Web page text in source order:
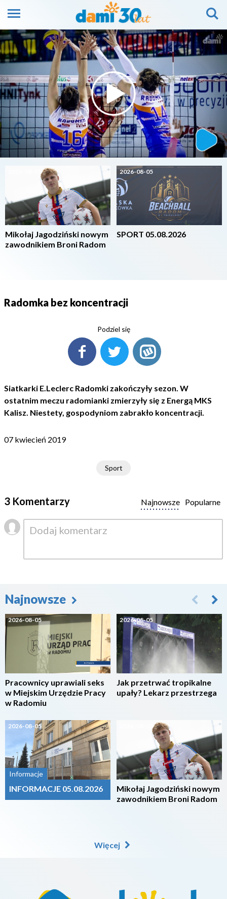
2026-08-05
Mikołaj Jagodziński nowym
zawodnikiem Broni Radom
2026-08-05
SPORT 05.08.2026
Radomka bez koncentracji
Podziel się
Siatkarki E.Leclerc Radomki zakończyły sezon. W
ostatnim meczu radomianki zmierzyły się z Energą MKS
Kalisz. Niestety, gospodyniom zabrakło koncentracji.
07 kwiecień 2019
Sport
3 Komentarzy Popularne
Najnowsze
Najnowsze
2026-08-05
Pracownicy uprawiali seks
w Miejskim Urzędzie Pracy
w Radomiu
2026-08-05
Informacje
INFORMACJE 05.08.2026
2026-08-05
Jak przetrwać tropikalne
upały? Lekarz przestrzega
2026-08-05
Mikołaj Jagodziński nowym
zawodnikiem Broni Radom
Więcej